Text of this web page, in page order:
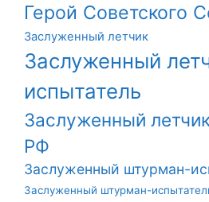
Герой Советского
Заслуженный летчик
Заслуженный
испытатель
Заслуженный
РФ
Заслуженный штурман-
Заслуженный штурман-